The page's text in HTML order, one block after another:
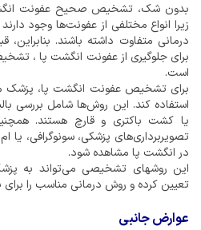
بدون شک، تشخیص صحیح عفونت
زیرا انواع مختلفی از عفونت‌ها وجود
درمانی متفاوت داشته باشند.
برای جلوگیری از عفونت انگشت پا ،
است.
برای تشخیص عفونت انگشت پا،
استفاده کند. این روش‌ها شامل بررسی
یا کشت باکتری و قارچ هستند.
تصویربرداری‌های پزشکی، سونوگرافی، یا
در انگشت پا مشاهده شود.
این روشهای تشخیصی می‌تواند به
تعیین کرده و روش درمانی مناسب را برای
عوارض جانبی